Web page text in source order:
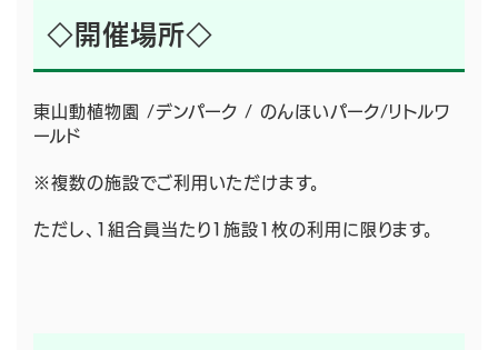
◇開催場所◇
東山動植物園 /デンパーク / のんほいパーク/リトルワ
ールド
※複数の施設でご利用いただけます。
ただし、1組合員当たり1施設1枚の利用に限ります。